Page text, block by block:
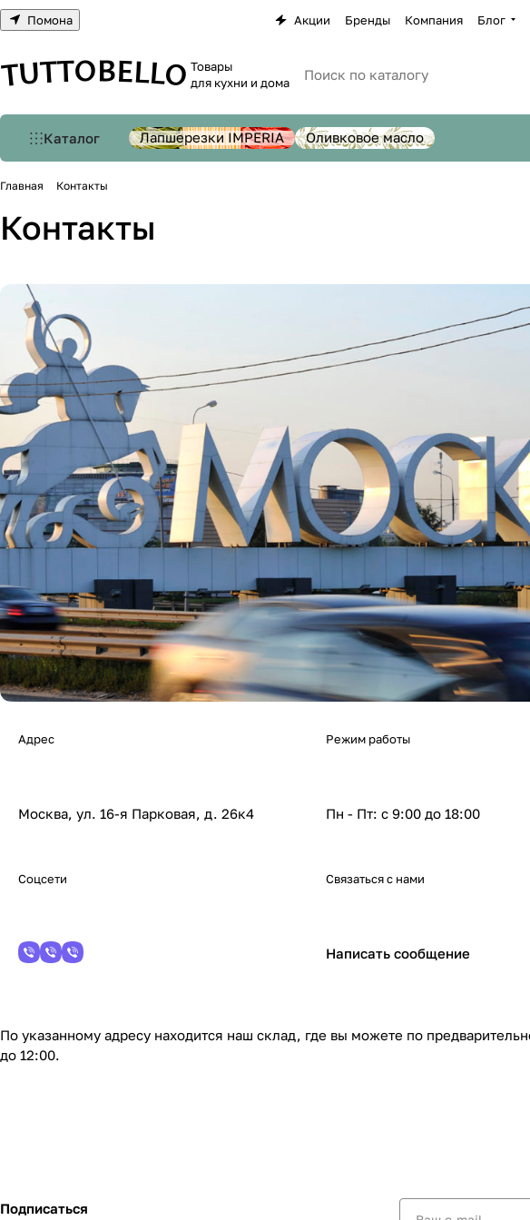
Помона Акции Бренды Компания Блог
Товары
для кухни и дома
Каталог Лапшерезки IMPERIA Оливковое масло
Главная Контакты
Контакты
Адрес
Москва, ул. 16-я Парковая, д. 26к4
Режим работы
Пн - Пт: с 9:00 до 18:00
Соцсети Связаться с нами
Написать сообщение
По указанному адресу находится наш склад, где вы можете по
до 12:00.
Подписаться